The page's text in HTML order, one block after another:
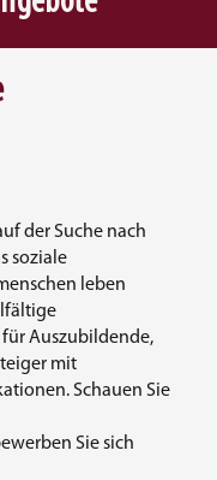
der Suche nach
soziale
leben
Auszubildende,
mit
Schauen Sie
Sie sich